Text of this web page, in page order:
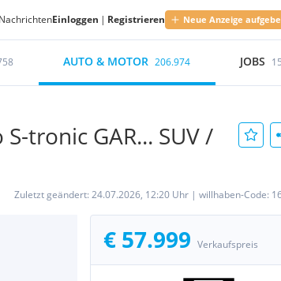
NachrichtenEinloggen | Registrieren Neue Anzeige
AUTO & MOTOR 206.974 JOBS
tronic GAR... SUV /
Zuletzt geändert: 24.07.2026, 12:20 Uhr | willhaben-Code:
€ 57.999 Verkaufspreis